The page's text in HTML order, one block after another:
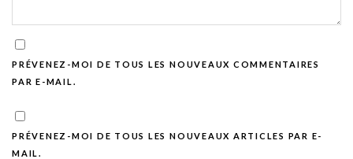
PRÉVENEZ-MOI DE TOUS LES NOUVEAUX COMMENTAIRES
PAR E-MAIL.
PRÉVENEZ-MOI DE TOUS LES NOUVEAUX ARTICLES PAR E-
MAIL.